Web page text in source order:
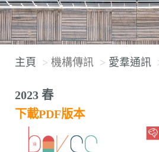
主頁 機構傳訊 愛羣通訊
2023 春
下載PDF版本